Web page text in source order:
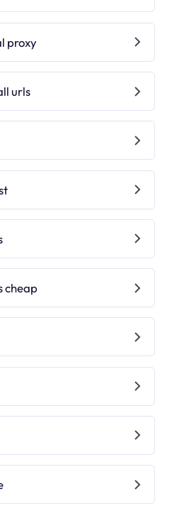
proxy
urls
cheap